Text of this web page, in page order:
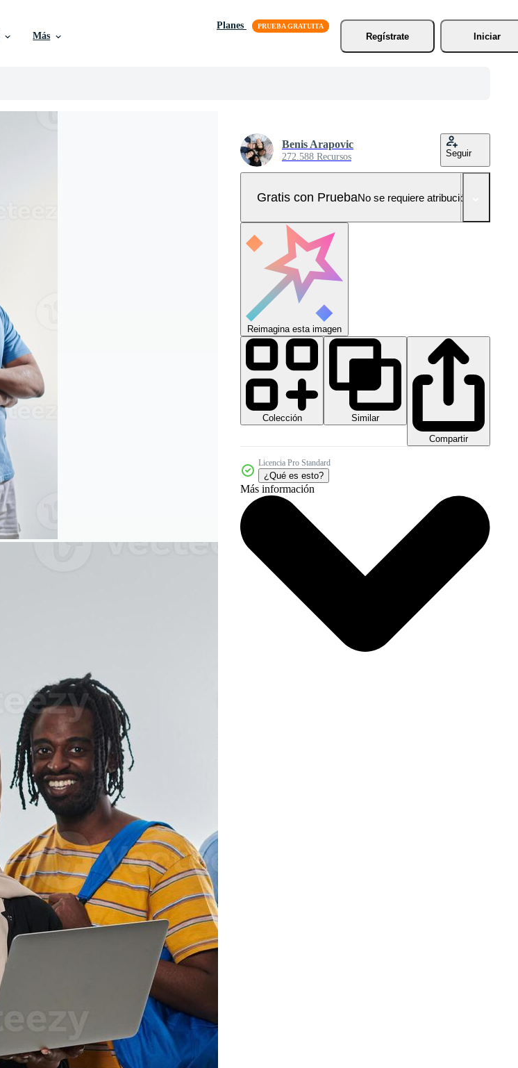
Más
Planes
Regístrate
Iniciar
Benis Arapovic
272.588 Recursos Seguir
Gratis con PruebaNo se requiere atribución!
Reimagina esta imagen
Colección
Similar
Compartir
Licencia Pro Standard
¿Qué es esto?
Más información